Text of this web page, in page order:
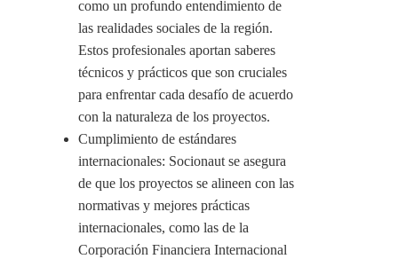
como un profundo entendimiento de
las realidades sociales de la región.
Estos profesionales aportan saberes
técnicos y prácticos que son cruciales
para enfrentar cada desafío de acuerdo
con la naturaleza de los proyectos.
Cumplimiento de estándares
internacionales: Socionaut se asegura
de que los proyectos se alineen con las
normativas y mejores prácticas
internacionales, como las de la
Corporación Financiera Internacional